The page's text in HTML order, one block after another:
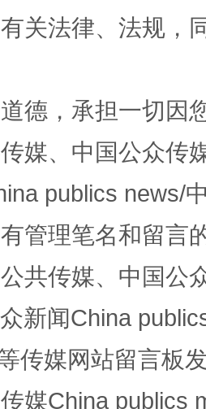
麦地、白藏房 除
关法律、法规，
德，承担一切因
媒、中国公众传
publics news/
管理笔名和留言
共传媒、中国公
新闻China
传媒网站留言板
媒China publics